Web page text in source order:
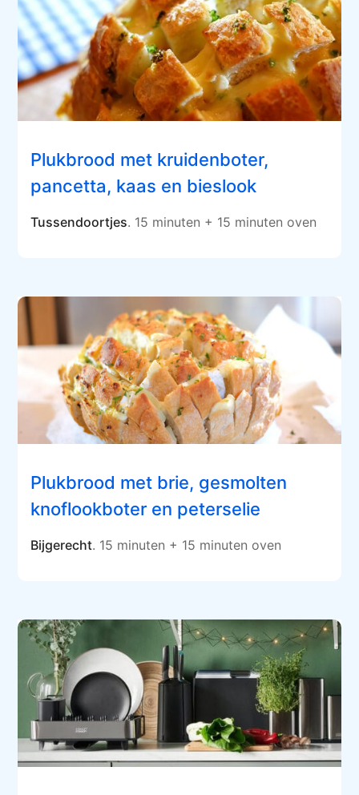
Plukbrood met kruidenboter,
pancetta, kaas en bieslook
Tussendoortjes. 15 minuten + 15 minuten oven
Plukbrood met brie, gesmolten
knoflookboter en peterselie
Bijgerecht. 15 minuten + 15 minuten oven